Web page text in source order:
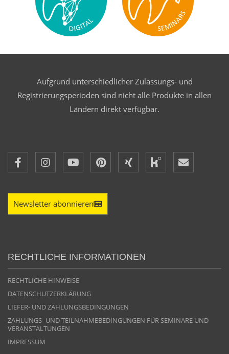
Aufgrund unterschiedlicher Zulassungs- und
Registrierungsperioden sind nicht alle Produkte in allen
Ländern direkt verfügbar.
Newsletter abonnieren
RECHTLICHE INFORMATIONEN
RECHTLICHE HINWEISE
DATENSCHUTZERKLÄRUNG
LIEFER- UND ZAHLUNGSBEDINGUNGEN
ZAHLUNGS- UND TEILNAHMEBEDINGUNGEN FÜR SEMINARE UND
VERANSTALTUNGEN
IMPRESSUM